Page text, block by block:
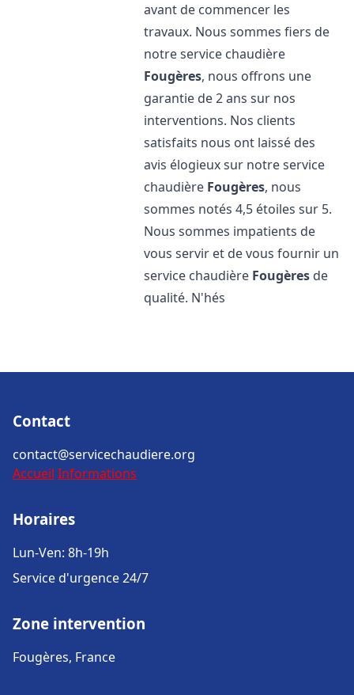
avant de commencer les
travaux. Nous sommes fiers de
notre service chaudière
Fougères, nous offrons une
garantie de 2 ans sur nos
interventions. Nos clients
satisfaits nous ont laissé des
avis élogieux sur notre service
chaudière Fougères, nous
sommes notés 4,5 étoiles sur 5.
Nous sommes impatients de
vous servir et de vous fournir un
service chaudière Fougères de
qualité. N'hés
Contact
contact@servicechaudiere.org
Accueil Informations
Horaires
Lun-Ven: 8h-19h
Service d'urgence 24/7
Zone intervention
Fougères, France